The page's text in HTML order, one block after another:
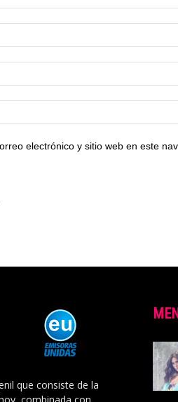
electrónico y sitio web en este
que consiste de la
combinada con